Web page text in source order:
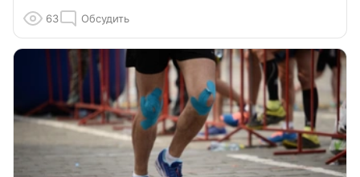
63 Обсудить